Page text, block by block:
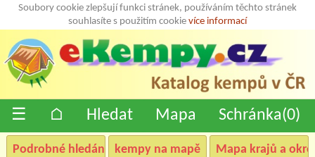
Soubory cookie zlepšují funkci stránek, používáním těchto stránek
souhlasíte s použitím cookie více informací
☰ ⌂ Hledat Mapa Schránka(0)
Podrobné hledání kempy na mapě
Mapa krajů a